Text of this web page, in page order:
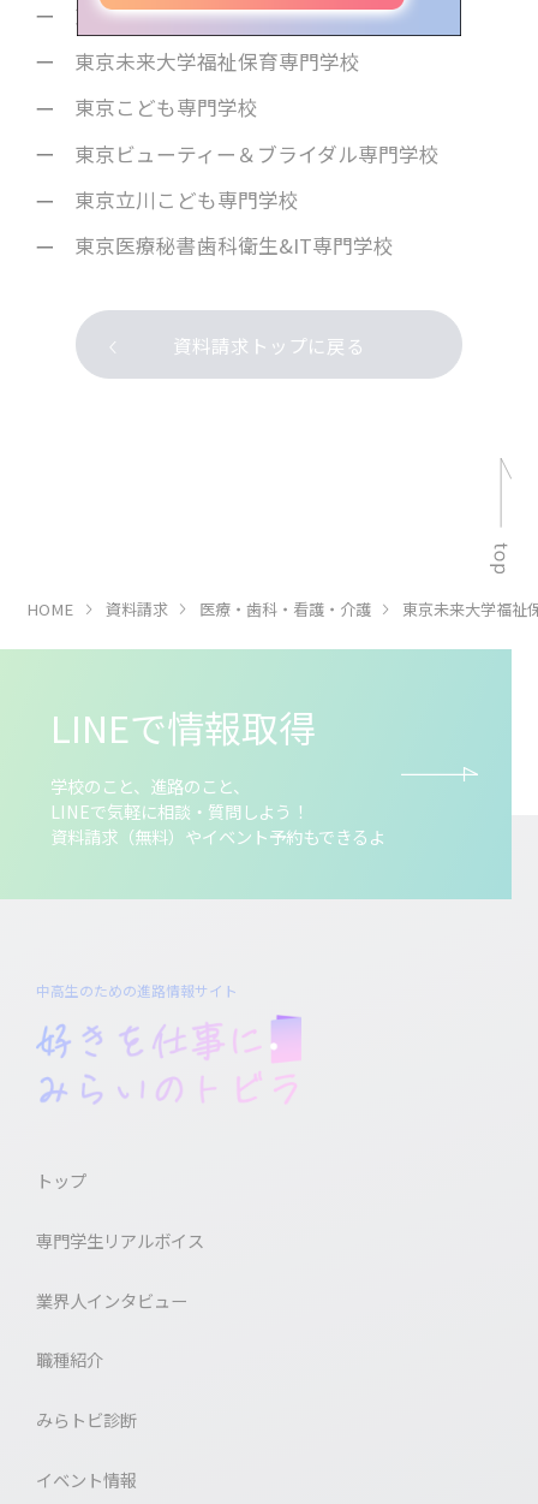
♥お気に⼊り記事
東京ビューティーアート専門学校
東京未来大学福祉保育専門学校
東京こども専門学校
東京ビューティー＆ブライダル専門学校
東京立川こども専門学校
東京医療秘書歯科衛生&IT専門学校
資料請求トップに戻る
HOME 資料請求 医療・歯科・看護・介護 東京未来大学福祉
LINEで情報取得
学校のこと、進路のこと、
LINEで気軽に相談・質問しよう！
資料請求（無料）やイベント予約もできるよ
中高生のための進路情報サイト
トップ
専門学生リアルボイス
業界人インタビュー
職種紹介
みらトビ診断
イベント情報